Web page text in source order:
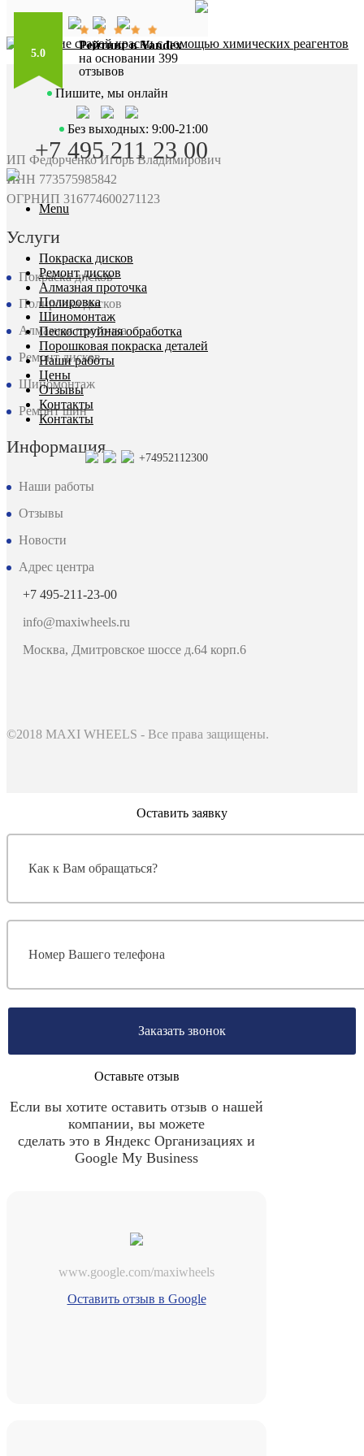
5.0
Рейтинг в Yandex
на основании 399
отзывов
Пишите, мы онлайн
Без выходных: 9:00-21:00
+7 495 211 23 00
Menu
Покраска дисков
Ремонт дисков
Алмазная проточка
Полировка
Шиномонтаж
Пескоструйная обработка
Порошковая покраска деталей
Наши работы
Цены
Отзывы
Контакты
Контакты
+74952112300
ИП Федорченко Игорь Владимирович
ИНН 773575985842
ОГРНИП 316774600271123
Услуги
Покраска дисков
Полировка дисков
Алмазная проточка
Ремонт дисков
Шиномонтаж
Ремонт шин
Информация
Наши работы
Отзывы
Новости
Адрес центра
+7 495-211-23-00
info@maxiwheels.ru
Москва, Дмитровское шоссе д.64 корп.6
©2018 MAXI WHEELS - Все права защищены.
Оставить заявку
Заказать звонок
Оставьте отзыв
Если вы хотите оставить отзыв о нашей
компании, вы можете
сделать это в Яндекс Организациях и
Google My Business
www.google.com/maxiwheels
Оставить отзыв в Google